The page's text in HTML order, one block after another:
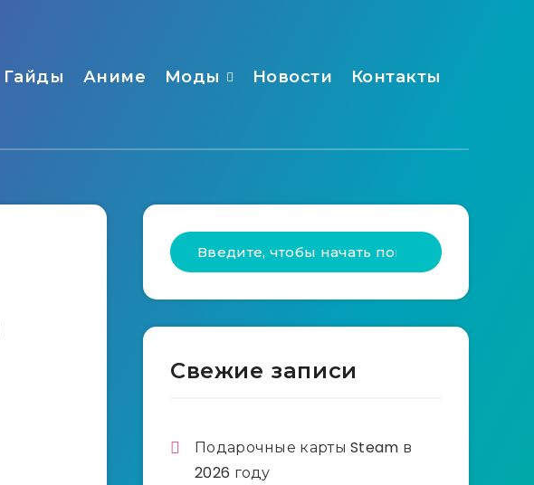
Гайды Аниме Моды Новости Контакты
Свежие записи
Подарочные карты Steam в
2026 году